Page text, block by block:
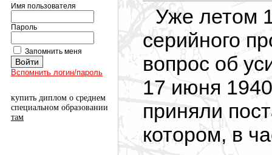
Имя пользователя
Пароль
Запомнить меня
Вспомнить логин/пароль
купить диплом о среднем
специальном образовании
там
Уже летом
серийного
вопрос об
17 июня
приняли
котором, в